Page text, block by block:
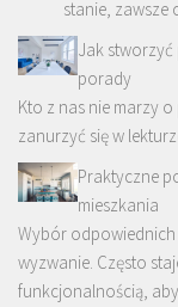
stanie, zawsze
Jak stworzyć
porady
Kto z nas nie marzy
zanurzyć się w
Praktyczne
mieszkania
Wybór odpowiednich
wyzwanie. Często
funkcjonalnością, aby